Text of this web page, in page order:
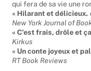
qui fera de sa vie une
« Hilarant et délicieux.
New York Journal of
« C'est frais, drôle et
Kirkus
« Un conte joyeux et